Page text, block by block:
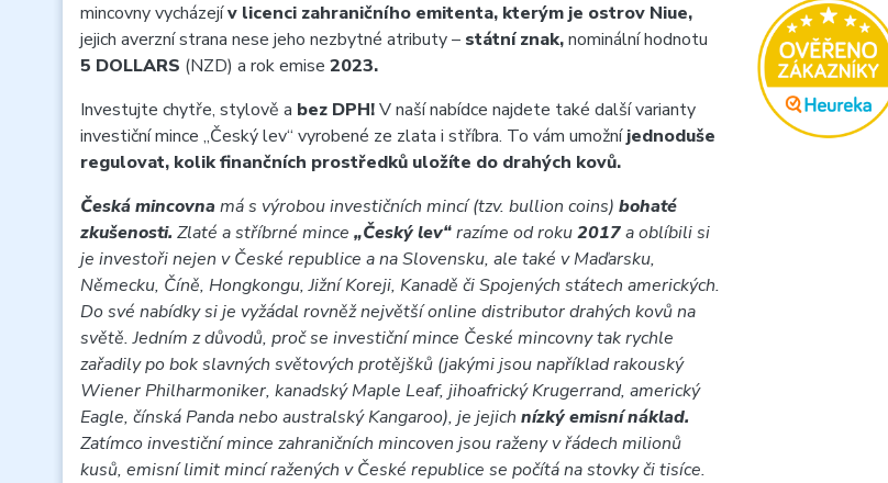
mincovny vycházejív licenci zahraničního emitenta, kterým je ostrov Niue,
jejich averzní strana nese jeho nezbytné atributy – státní znak,nominální hodnotu
5 DOLLARS (NZD) a rok emise 2023.
Investujte chytře, stylově a bez DPH!V naší nabídce najdete také další varianty
investiční mince „Český lev“ vyrobené ze zlata i stříbra. To vám umožníjednoduše
regulovat, kolik finančních prostředků uložíte do drahých kovů.
Česká mincovna má s výrobou investičních mincí (tzv. bullion coins) bohaté
zkušenosti. Zlaté a stříbrné mince „Český lev“razíme od roku2017a oblíbili si
je investoři nejen v České republice a na Slovensku, ale také v Maďarsku,
Německu, Číně, Hongkongu, Jižní Koreji, Kanadě či Spojených státech amerických.
Do své nabídky si je vyžádal rovněž největší online distributor drahých kovů na
světě. Jedním z důvodů, proč se investiční mince České mincovny tak rychle
zařadily po bok slavných světových protějšků (jakými jsou například rakouský
Wiener Philharmoniker, kanadský Maple Leaf, jihoafrický Krugerrand, americký
Eagle, čínská Panda nebo australský Kangaroo), je jejich nízký emisní náklad.
Zatímco investiční mince zahraničních mincoven jsou raženy v řádech milionů
kusů, emisní limit mincí ražených v České republice se počítá na stovky či tisíce.